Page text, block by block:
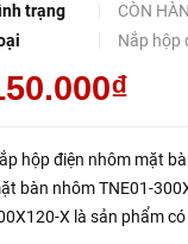
trạng
CÒN
Nắp hộp
hộp điện nhôm mặt
bàn nhôm TNE01-
X là sản phẩm